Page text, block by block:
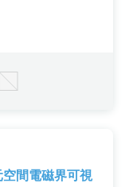
レーザー変位計を用
つ高精度な計測が可
間電磁界可視